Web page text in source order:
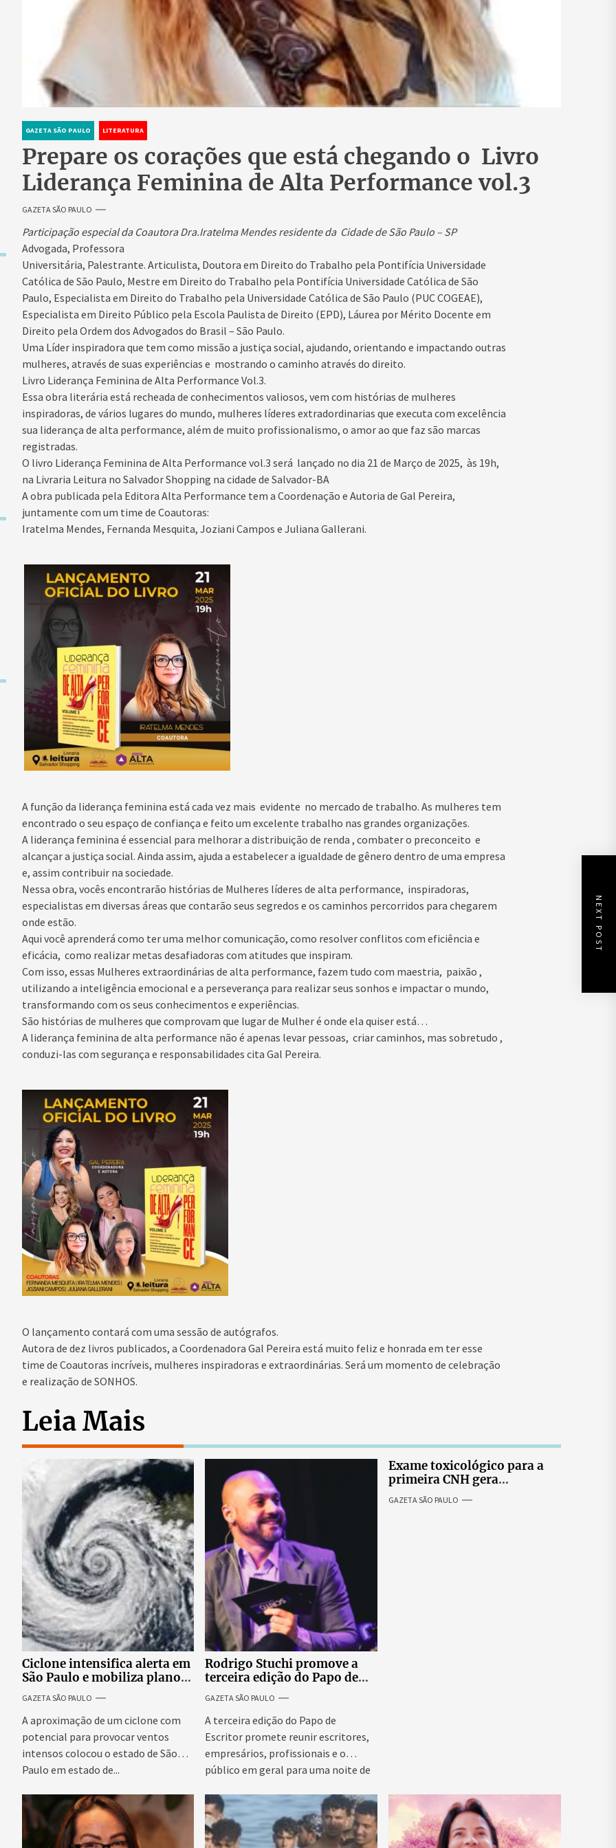
GAZETA SÃO PAULO LITERATURA
Prepare os corações que está chegando o Livro
Liderança Feminina de Alta Performance vol.3
GAZETA SÃO PAULO
Participação especial da Coautora Dra.Iratelma Mendes residente da Cidade de São Paulo – SP
Advogada, Professora
Universitária, Palestrante. Articulista, Doutora em Direito do Trabalho pela Pontifícia Universidade
Católica de São Paulo, Mestre em Direito do Trabalho pela Pontifícia Universidade Católica de São
Paulo, Especialista em Direito do Trabalho pela Universidade Católica de São Paulo (PUC COGEAE),
Especialista em Direito Público pela Escola Paulista de Direito (EPD), Láurea por Mérito Docente em
Direito pela Ordem dos Advogados do Brasil – São Paulo.
Uma Líder inspiradora que tem como missão a justiça social, ajudando, orientando e impactando outras
mulheres, através de suas experiências e mostrando o caminho através do direito.
Livro Liderança Feminina de Alta Performance Vol.3.
Essa obra literária está recheada de conhecimentos valiosos, vem com histórias de mulheres
inspiradoras, de vários lugares do mundo, mulheres líderes extradordinarias que executa com excelência
sua liderança de alta performance, além de muito profissionalismo, o amor ao que faz são marcas
registradas.
O livro Liderança Feminina de Alta Performance vol.3 será lançado no dia 21 de Março de 2025, às 19h,
na Livraria Leitura no Salvador Shopping na cidade de Salvador-BA
A obra publicada pela Editora Alta Performance tem a Coordenação e Autoria de Gal Pereira,
juntamente com um time de Coautoras:
Iratelma Mendes, Fernanda Mesquita, Joziani Campos e Juliana Gallerani.
A função da liderança feminina está cada vez mais evidente no mercado de trabalho. As mulheres tem
encontrado o seu espaço de confiança e feito um excelente trabalho nas grandes organizações.
A liderança feminina é essencial para melhorar a distribuição de renda , combater o preconceito e
alcançar a justiça social. Ainda assim, ajuda a estabelecer a igualdade de gênero dentro de uma empresa
e, assim contribuir na sociedade.
Nessa obra, vocês encontrarão histórias de Mulheres líderes de alta performance, inspiradoras,
especialistas em diversas áreas que contarão seus segredos e os caminhos percorridos para chegarem
onde estão.
Aqui você aprenderá como ter uma melhor comunicação, como resolver conflitos com eficiência e
eficácia, como realizar metas desafiadoras com atitudes que inspiram.
Com isso, essas Mulheres extraordinárias de alta performance, fazem tudo com maestria, paixão ,
utilizando a inteligência emocional e a perseverança para realizar seus sonhos e impactar o mundo,
transformando com os seus conhecimentos e experiências.
São histórias de mulheres que comprovam que lugar de Mulher é onde ela quiser está…
A liderança feminina de alta performance não é apenas levar pessoas, criar caminhos, mas sobretudo ,
conduzi-las com segurança e responsabilidades cita Gal Pereira.
O lançamento contará com uma sessão de autógrafos.
Autora de dez livros publicados, a Coordenadora Gal Pereira está muito feliz e honrada em ter esse
time de Coautoras incríveis, mulheres inspiradoras e extraordinárias. Será um momento de celebração
e realização de SONHOS.
NEXT POST
Leia Mais
Ciclone intensifica alerta em
São Paulo e mobiliza plano
emergencial para evitar
impactos no fornecimento
de energia
GAZETA SÃO PAULO
A aproximação de um ciclone com
potencial para provocar ventos
intensos colocou o estado de São
Paulo em estado de...
Rodrigo Stuchi promove a
terceira edição do Papo de
Escritor, podcast ao vivo que
reúne especialistas para
discutir saúde mental e
prosperidade.
GAZETA SÃO PAULO
A terceira edição do Papo de
Escritor promete reunir escritores,
empresários, profissionais e o
público em geral para uma noite de
Exame toxicológico para a
primeira CNH gera
denúncias de cortes
excessivos de cabelo e
GAZETA SÃO PAULO